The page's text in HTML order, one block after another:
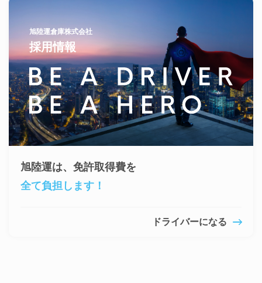
旭陸運倉庫株式会社
採用情報
旭陸運は、免許取得費を
全て負担します！
ドライバーになる